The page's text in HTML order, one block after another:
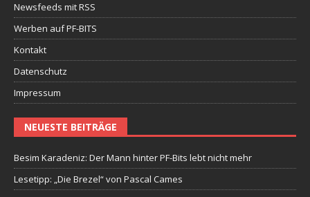
Newsfeeds mit RSS
Werben auf PF-BITS
Kontakt
Datenschutz
Impressum
NEUESTE BEITRÄGE
Besim Karadeniz: Der Mann hinter PF-Bits lebt nicht mehr
Lesetipp: „Die Brezel“ von Pascal Cames